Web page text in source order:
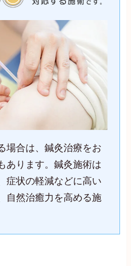
場合は、鍼灸治療をお
あります。鍼灸施術は
症状の軽減などに高い
自然治癒力を高める施